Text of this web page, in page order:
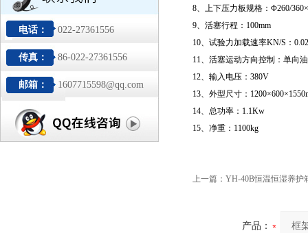
电话： 022-27361556
传真： 86-022-27361556
邮箱： 1607715598@qq.com
8、上下压力板规格：Φ260/
9、活塞行程：100mm
10、试验力加载速率KN/S：
11、活塞运动方向控制：单向
12、输入电压：380V
13、外型尺寸：
14、总功率：1.1Kw
15、净重：1100kg
上一篇： YH-40B恒温恒湿养护
产品：